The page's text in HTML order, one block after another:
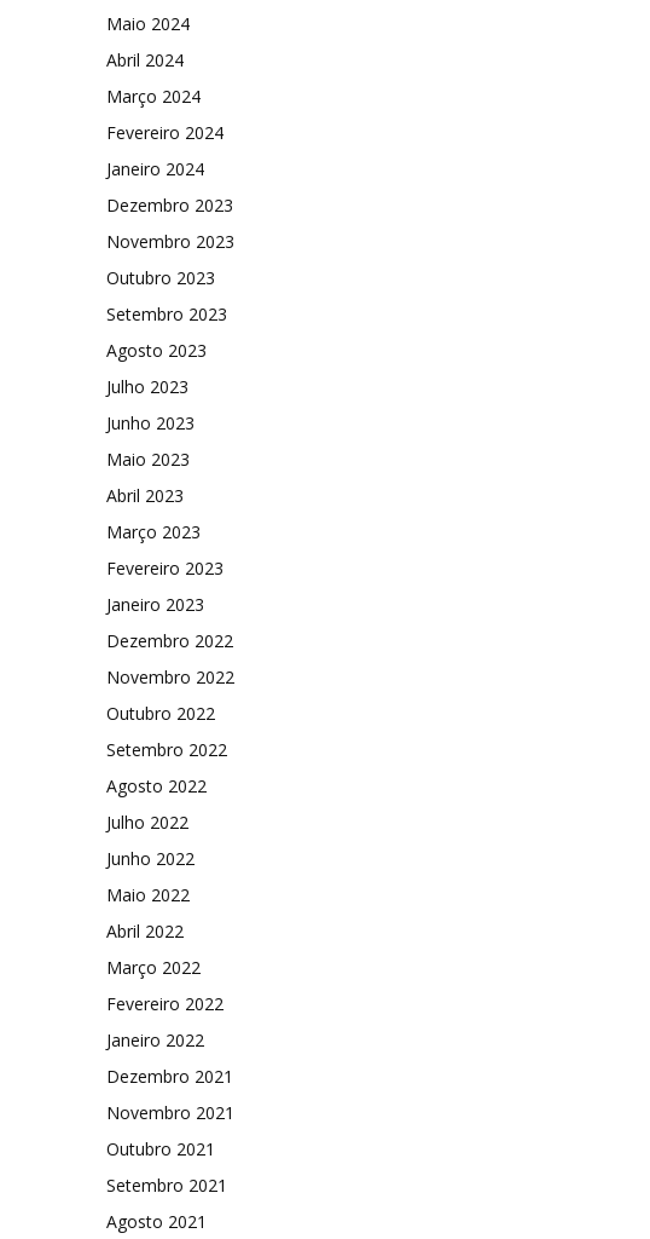
Maio 2024
Abril 2024
Março 2024
Fevereiro 2024
Janeiro 2024
Dezembro 2023
Novembro 2023
Outubro 2023
Setembro 2023
Agosto 2023
Julho 2023
Junho 2023
Maio 2023
Abril 2023
Março 2023
Fevereiro 2023
Janeiro 2023
Dezembro 2022
Novembro 2022
Outubro 2022
Setembro 2022
Agosto 2022
Julho 2022
Junho 2022
Maio 2022
Abril 2022
Março 2022
Fevereiro 2022
Janeiro 2022
Dezembro 2021
Novembro 2021
Outubro 2021
Setembro 2021
Agosto 2021